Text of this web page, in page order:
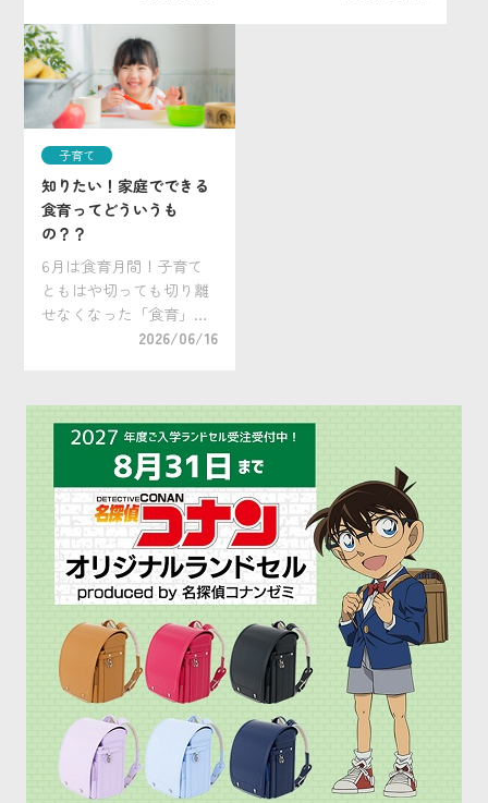
別な過ごし方や経験をさ
せてあげたいと考える親
御さんは多いでしょう。
とはいえ、それ以外の時
ら […]
子育て
知りたい！家庭でできる
食育ってどういうも
の？？
6月は食育月間！子育て
ともはや切っても切り離
せなくなった「食育」。
小学校のみならず、保育
なってきましたが、皆さ
んのご家庭ではいかがで
しょうか？この機会にぜ
ひ家庭でできる食育につ
[…]
2026/06/16